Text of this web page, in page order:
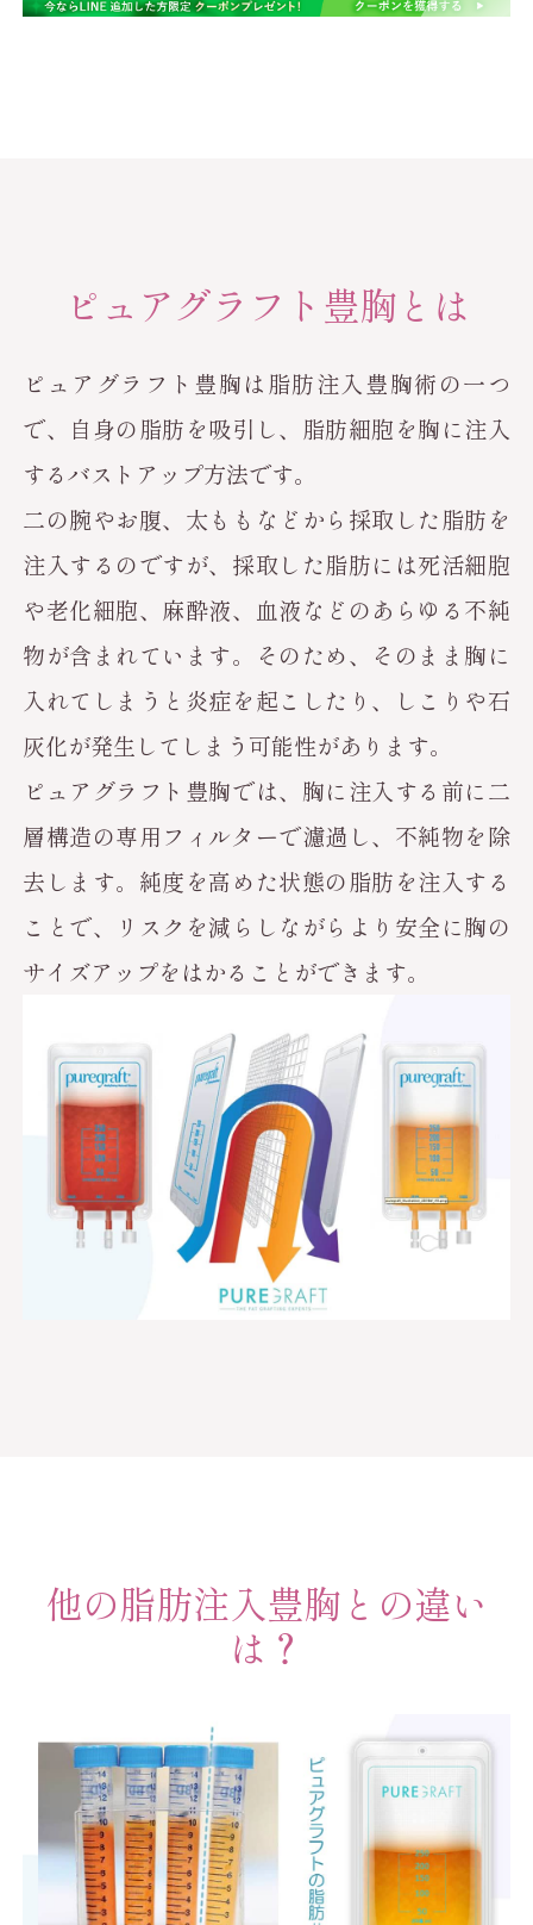
ピュアグラフト豊胸とは
ピュアグラフト豊胸は脂肪注入豊胸術の一つ
で、自身の脂肪を吸引し、脂肪細胞を胸に注入
するバストアップ方法です。
二の腕やお腹、太ももなどから採取した脂肪を
注入するのですが、採取した脂肪には死活細胞
や老化細胞、麻酔液、血液などのあらゆる不純
物が含まれています。そのため、そのまま胸に
入れてしまうと炎症を起こしたり、しこりや石
灰化が発生してしまう可能性があります。
ピュアグラフト豊胸では、胸に注入する前に二
層構造の専用フィルターで濾過し、不純物を除
去します。純度を高めた状態の脂肪を注入する
ことで、リスクを減らしながらより安全に胸の
サイズアップをはかることができます。
他の脂肪注入豊胸との違い
は？